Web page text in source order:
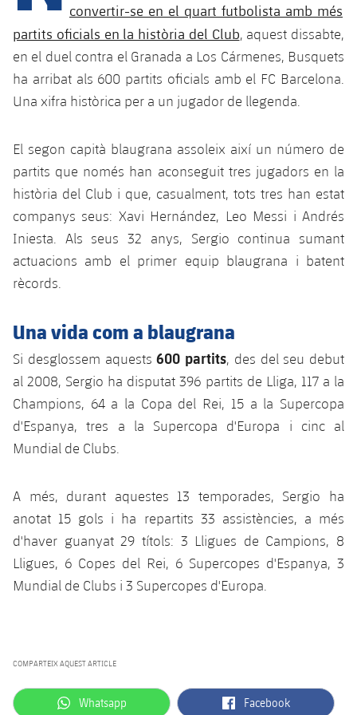
plusicon
més
Instal·lacions
Palau Blaugrana
Estadi Johan Cruyff
Barça Cafe
La Masia
plusicon
més
Serveis
Serveis Mèdics
Accessibilitat
plusicon
més
Acreditacions
Instal·lacions
SUB13
SUB12
SUB11 A
SUB11 B
SUB10 A
SUB10 B
SUB9 A
SUB8 B
SUB13 B
SUB12 C
Entrades
Gameday Shows
Classificacions
Jugadors
Fotos
Palmarès
Base
Junior
Cadet B
Infantil B
Campus Estiu
PLUSICON
MÉS
Primer Equip
plusicon
més
Calendari
Entrades
Resultats
Jugadors
Història
Palmarès
plusicon
Actualitat
Calendari
Resultats
Jugadors
Fotos
Base
plusicon
més
Actualitat
Juvenil
Cadet B
Infantil A
Infantil B
PLUSICON
MÉS
Primer equip
Entrades
Resultats
Fotos
Palmarès
Actualitat
Calendari
Resultats
Classificació
Base
plusicon
més
Actualitat
Juvenil
Infantil
Aleví
Campus Verano
PLUSICON
MÉS
plusicon
més
Actualitat
Calendari
Barça Atlètic
Actualitat
Jugadors
Base
plusicon
més
Junior
PLUSICON
MÉS
Informació general
plusicon
més
convertir-se en el quart futbolista amb més
partits oficials en la història del Club, aquest dissabte,
en el duel contra el Granada a Los Cármenes, Busquets
ha arribat als 600 partits oficials amb el FC Barcelona.
Una xifra històrica per a un jugador de llegenda.
El segon capità blaugrana assoleix així un número de
partits que només han aconseguit tres jugadors en la
història del Club i que, casualment, tots tres han estat
companys seus: Xavi Hernández, Leo Messi i Andrés
Iniesta. Als seus 32 anys, Sergio continua sumant
actuacions amb el primer equip blaugrana i batent
rècords.
Una vida com a blaugrana
Si desglossem aquests600 partits, des del seu debut
al 2008, Sergio ha disputat 396 partits de Lliga, 117 a la
Champions, 64 a la Copa del Rei, 15 a la Supercopa
d'Espanya, tres a la Supercopa d'Europa i cinc al
Mundial de Clubs.
A més, durant aquestes 13 temporades, Sergio ha
anotat 15 gols i ha repartits 33 assistències, a més
d'haver guanyat 29 títols: 3 Lligues de Campions, 8
Lligues, 6 Copes del Rei, 6 Supercopes d'Espanya, 3
Mundial de Clubs i 3 Supercopes d'Europa.
COMPARTEIX AQUEST ARTICLE
label.aria.whatsapp
Whatsapp label.aria.facebook
Facebook